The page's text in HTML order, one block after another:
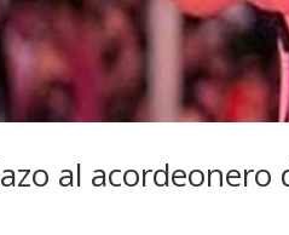
al acordeonero